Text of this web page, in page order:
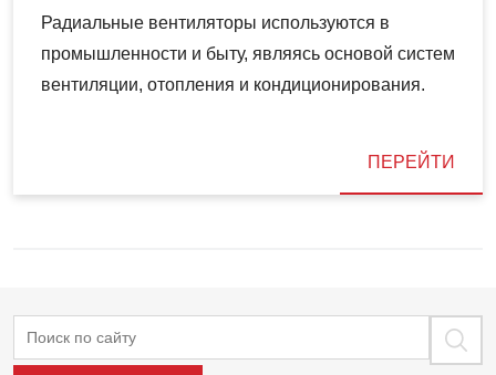
Радиальные вентиляторы используются в
промышленности и быту, являясь основой систем
вентиляции, отопления и кондиционирования.
ПЕРЕЙТИ
Поиск